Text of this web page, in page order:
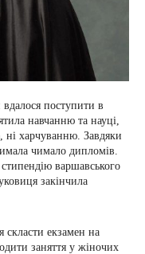
вдалося поступити в
навчанню та науці,
ні харчуванню. Завдяки
чимало дипломів.
варшавського
закінчила
скласти екзамен на
заняття у жіночих